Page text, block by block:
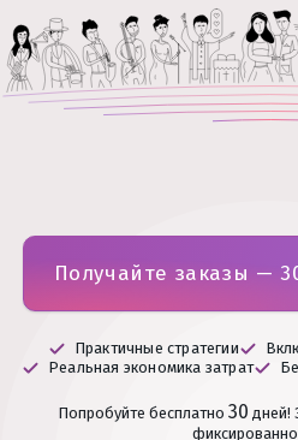
Получайте заказы —
Практичные стратегии
Реальная экономика затрат
Попробуйте бесплатно 30 дней!